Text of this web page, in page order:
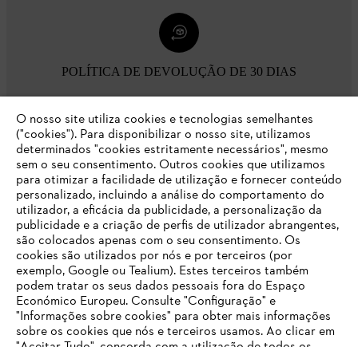
POLÍTICA DE DEVOLUÇÃO DE 30 DIAS
Opções de pagamento
Empresa
FAQs Loja Online
O SEU NAVEGADOR NÃO SUPORTA
O nosso site utiliza cookies e tecnologias semelhantes
("cookies"). Para disponibilizar o nosso site, utilizamos
determinados "cookies estritamente necessários", mesmo
sem o seu consentimento. Outros cookies que utilizamos
para otimizar a facilidade de utilização e fornecer conteúdo
personalizado, incluindo a análise do comportamento do
utilizador, a eficácia da publicidade, a personalização da
publicidade e a criação de perfis de utilizador abrangentes,
são colocados apenas com o seu consentimento. Os
cookies são utilizados por nós e por terceiros (por
exemplo, Google ou Tealium). Estes terceiros também
podem tratar os seus dados pessoais fora do Espaço
Económico Europeu. Consulte "Configuração" e
"Informações sobre cookies" para obter mais informações
sobre os cookies que nós e terceiros usamos. Ao clicar em